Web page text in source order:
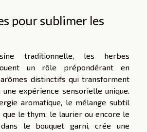
pour sublimer les
traditionnelle, les herbes
un rôle prépondérant en
distinctifs qui transforment
expérience sensorielle unique.
aromatique, le mélange subtil
que le thym, le laurier ou encore le
le bouquet garni, crée une